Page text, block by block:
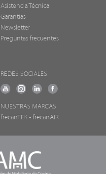
Asistencia Técnica
Garantías
Newsletter
Preguntas frecuentes
REDES SOCIALES
NUESTRAS MARCAS
frecanTEK - frecanAIR